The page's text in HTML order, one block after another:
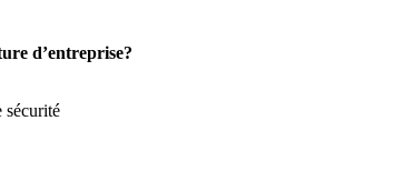
d’entreprise?
sécurité